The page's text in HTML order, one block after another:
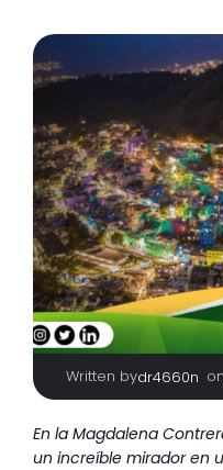
Written bydr4660n on
En la Magdalena
un increíble mirador en